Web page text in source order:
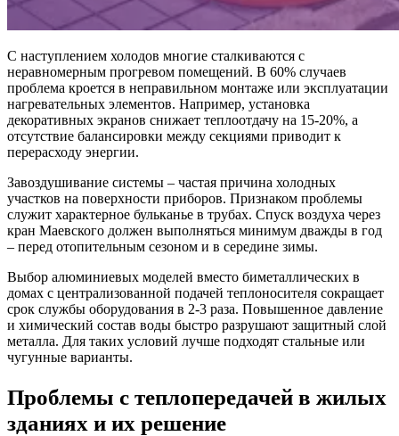
С наступлением холодов многие сталкиваются с
неравномерным прогревом помещений. В 60% случаев
проблема кроется в неправильном монтаже или эксплуатации
нагревательных элементов. Например, установка
декоративных экранов снижает теплоотдачу на 15-20%, а
отсутствие балансировки между секциями приводит к
перерасходу энергии.
Завоздушивание системы – частая причина холодных
участков на поверхности приборов. Признаком проблемы
служит характерное бульканье в трубах. Спуск воздуха через
кран Маевского должен выполняться минимум дважды в год
– перед отопительным сезоном и в середине зимы.
Выбор алюминиевых моделей вместо биметаллических в
домах с централизованной подачей теплоносителя сокращает
срок службы оборудования в 2-3 раза. Повышенное давление
и химический состав воды быстро разрушают защитный слой
металла. Для таких условий лучше подходят стальные или
чугунные варианты.
Проблемы с теплопередачей в жилых
зданиях и их решение